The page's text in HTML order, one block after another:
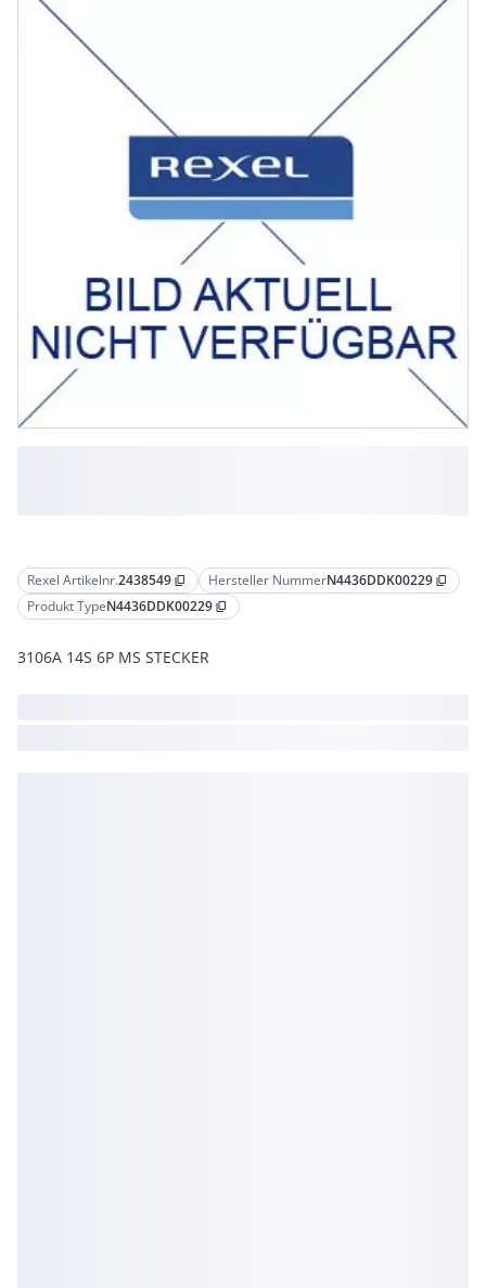
Rexel Artikelnr.2438549 content_copy Hersteller NummerN4436DDK00229 content_copy
Produkt TypeN4436DDK00229 content_copy
3106A 14S 6P MS STECKER